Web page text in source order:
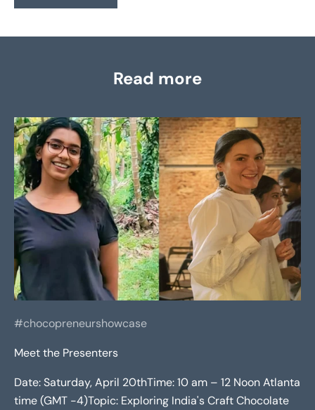
Read more
#chocopreneurshowcase
Meet the Presenters
Date: Saturday, April 20thTime: 10 am – 12 Noon Atlanta
time (GMT -4)Topic: Exploring India's Craft Chocolate